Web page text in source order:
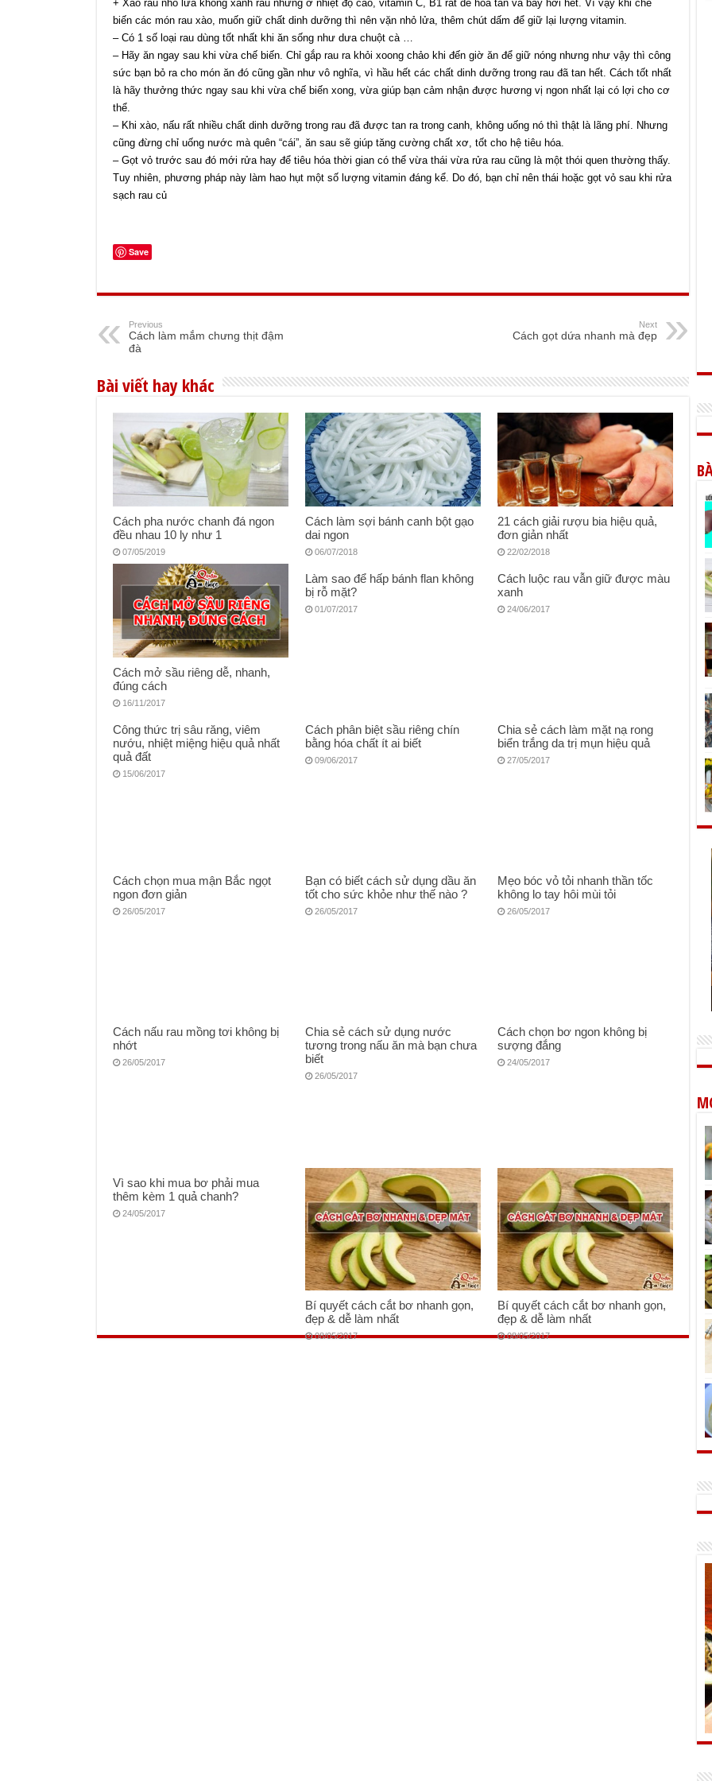
+ Xào rau nhỏ lửa không xanh rau nhưng ở nhiệt độ cao, vitamin C, B1 rất dễ hòa tan và bay hơi hết. Vì vậy khi chế
biến các món rau xào, muốn giữ chất dinh dưỡng thì nên vặn nhỏ lửa, thêm chút dấm để giữ lại lượng vitamin.
– Có 1 số loại rau dùng tốt nhất khi ăn sống như dưa chuột cà …
– Hãy ăn ngay sau khi vừa chế biến. Chỉ gắp rau ra khỏi xoong chảo khi đến giờ ăn để giữ nóng nhưng như vậy thì công
sức bạn bỏ ra cho món ăn đó cũng gần như vô nghĩa, vì hầu hết các chất dinh dưỡng trong rau đã tan hết. Cách tốt nhất
là hãy thưởng thức ngay sau khi vừa chế biến xong, vừa giúp bạn cảm nhận được hương vị ngon nhất lại có lợi cho cơ
thể.
– Khi xào, nấu rất nhiều chất dinh dưỡng trong rau đã được tan ra trong canh, không uống nó thì thật là lãng phí. Nhưng
cũng đừng chỉ uống nước mà quên “cái”, ăn sau sẽ giúp tăng cường chất xơ, tốt cho hệ tiêu hóa.
– Gọt vỏ trước sau đó mới rửa hay để tiêu hóa thời gian có thể vừa thái vừa rửa rau cũng là một thói quen thường thấy.
Tuy nhiên, phương pháp này làm hao hụt một số lượng vitamin đáng kể. Do đó, bạn chỉ nên thái hoặc gọt vỏ sau khi rửa
sạch rau củ
Save
Previous
Cách làm mắm chưng thịt đậm
đà
Next
Cách gọt dứa nhanh mà đẹp
Bài viết hay khác
Cách pha nước chanh đá ngon
đều nhau 10 ly như 1
07/05/2019
Cách làm sợi bánh canh bột gạo
dai ngon
06/07/2018
21 cách giải rượu bia hiệu quả,
đơn giản nhất
22/02/2018
Cách mở sầu riêng dễ, nhanh,
đúng cách
16/11/2017
Làm sao để hấp bánh flan không
bị rỗ mặt?
01/07/2017
Cách luộc rau vẫn giữ được màu
xanh
24/06/2017
Công thức trị sâu răng, viêm
nướu, nhiệt miệng hiệu quả nhất
quả đất
15/06/2017
Cách phân biệt sầu riêng chín
bằng hóa chất ít ai biết
09/06/2017
Chia sẻ cách làm mặt nạ rong
biển trắng da trị mụn hiệu quả
27/05/2017
Cách chọn mua mận Bắc ngọt
ngon đơn giản
26/05/2017
Bạn có biết cách sử dụng dầu ăn
tốt cho sức khỏe như thế nào ?
26/05/2017
Mẹo bóc vỏ tỏi nhanh thần tốc
không lo tay hôi mùi tỏi
26/05/2017
Cách nấu rau mồng tơi không bị
nhớt
26/05/2017
Chia sẻ cách sử dụng nước
tương trong nấu ăn mà bạn chưa
biết
26/05/2017
Cách chọn bơ ngon không bị
sượng đắng
24/05/2017
Vì sao khi mua bơ phải mua
thêm kèm 1 quả chanh?
24/05/2017
Bí quyết cách cắt bơ nhanh gọn,
đẹp & dễ làm nhất
08/05/2017
Bí quyết cách cắt bơ nhanh gọn,
đẹp & dễ làm nhất
08/05/2017